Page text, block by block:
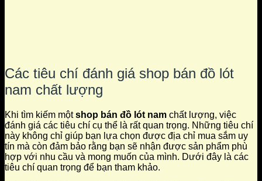
Các tiêu chí đánh giá shop bán đồ lót
nam chất lượng
Khi tìm kiếm mộtshop bán đồ lót nam chất lượng, việc
đánh giá các tiêu chí cụ thể là rất quan trọng. Những tiêu chí
này không chỉ giúp bạn lựa chọn được địa chỉ mua sắm uy
tín mà còn đảm bảo rằng bạn sẽ nhận được sản phẩm phù
hợp với nhu cầu và mong muốn của mình. Dưới đây là các
tiêu chí quan trọng để bạn tham khảo.